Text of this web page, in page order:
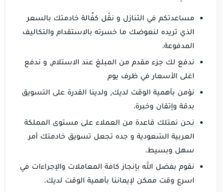
مساعدتكم في التنازل و نقْل كفًالة خادمتك بالسعر
الذي تريده لنعوضك ما خسرته بالاستقدام والتكاليف
المدفوعة.
ندفع لك جزء مقدم من المبلغ عند الاستلام, و ندفع
اغلى الأسعار في ظرف يوم
نؤمن بأهمية الوقت لديك, ولدينا القدرة على التسويق
بدقة وإتقان وخبرة.
نحن نمتلك قاعدة من العملاء على مستوى المملكة
العربية السَعودية و جده تجعل تسويق خادمتك أمر
سهل وبسيط.
نقوم بفضل الله بإنجاز كافة المعاملات والإجراءات في
اسرع وقت ممكن لإيماننا بأهمية الوقت لديك.